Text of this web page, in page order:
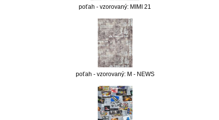
poťah - vzorovaný: MIMI 21
poťah - vzorovaný: M - NEWS